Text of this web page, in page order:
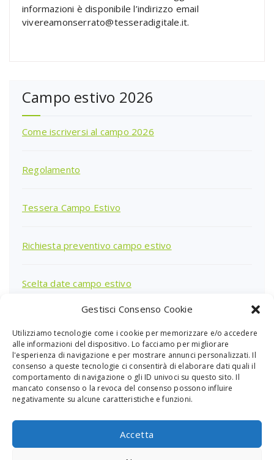
Gestisci Consenso Cookie
Utilizziamo tecnologie come i cookie per memorizzare e/o accedere
alle informazioni del dispositivo. Lo facciamo per migliorare
l'esperienza di navigazione e per mostrare annunci personalizzati. Il
consenso a queste tecnologie ci consentirà di elaborare dati quali il
comportamento di navigazione o gli ID univoci su questo sito. Il
mancato consenso o la revoca del consenso possono influire
negativamente su alcune caratteristiche e funzioni.
Accetta
informazioni è disponibile l’indirizzo email
vivereamonserrato@tesseradigitale.it.
Campo estivo 2026
Come iscriversi al campo 2026
Regolamento
Tessera Campo Estivo
Richiesta preventivo campo estivo
Scelta date campo estivo
Ricerca
per: